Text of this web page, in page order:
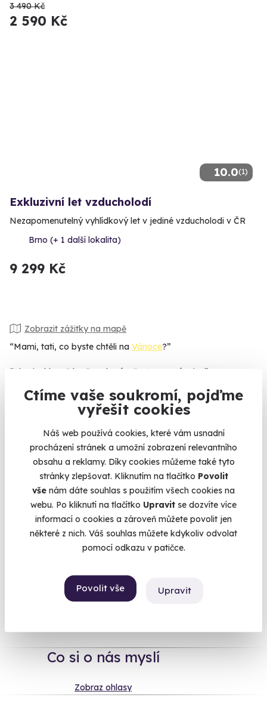
Ctíme vaše soukromí, pojďme
vyřešit cookies
Náš web používá cookies, které vám usnadní
procházení stránek a umožní zobrazení relevantního
obsahu a reklamy. Díky cookies můžeme také tyto
stránky zlepšovat. Kliknutím na tlačítko Povolit
vše nám dáte souhlas s použitím všech cookies na
webu. Po kliknutí na tlačítko Upravit se dozvíte více
informací o cookies a zároveň můžete povolit jen
některé z nich. Váš souhlas můžete kdykoliv odvolat
pomocí odkazu v patičce.
Povolit vše Upravit
3 490 Kč
2 590 Kč
10.0(1)
Exkluzivní let vzducholodí
Nezapomenutelný vyhlídkový let v jediné vzducholodi v ČR
Brno (+ 1 další lokalita)
9 299 Kč
Zobrazit zážitky na mapě
“Mami, tati, co byste chtěli na Vánoce?”
“Ale nic, hlavně buďte zdraví a často se ozývejte.”
Schválně je zkuste poslechnout a uvidíte to rodeo. :) Jenže co
jim dát? Domácnost mají zařízenou už dávno a co potřebují,
Nejvyšší čas to napravit. Je to krásný zážitek, přitom jen
málokdo ho dopřeje sám sobě. Nebo je pošlete namasáž
pro pár– dlouho se pro vás obětovali, teď je načase jim to
oplatit. Masáž je málo? Pořiďte jim welness víkend, málokdo
si zaslouží hýčkat a rozmazlovat jako oni dva. Nebojte se
nakoupit, I když si nejste na 100 % jistí, jestli jste vybrali
dobře. Rodiče si zážitek můžou zdarma vyměnit za jiný,
přesně podle jejich představ.
heureka.cz
máme
Co si o nás myslí
Zobraz ohlasy